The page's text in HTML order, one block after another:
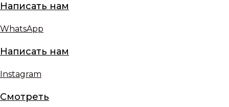
Написать нам
WhatsApp
Написать нам
Instagram
Смотреть